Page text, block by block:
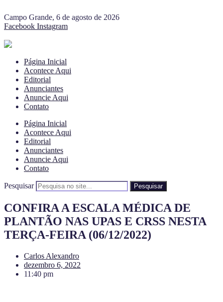
Campo Grande, 6 de agosto de 2026
Facebook Instagram
Página Inicial
Acontece Aqui
Editorial
Anunciantes
Anuncie Aqui
Contato
Página Inicial
Acontece Aqui
Editorial
Anunciantes
Anuncie Aqui
Contato
Pesquisar Pesquisar
CONFIRA A ESCALA MÉDICA DE
PLANTÃO NAS UPAS E CRSS NESTA
TERÇA-FEIRA (06/12/2022)
Carlos Alexandro
dezembro 6, 2022
11:40 pm